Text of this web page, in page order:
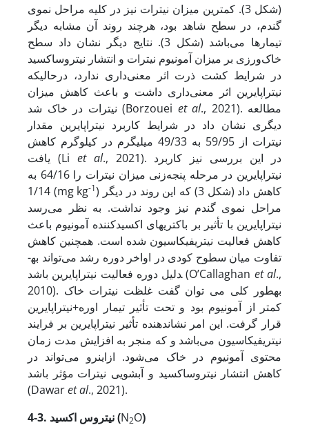
(شکل 3). کمترین میزان نیترات نیز در کلیه مراحل نموی
گندم، در سطح شاهد بود، هرچند روند آن مشابه دیگر
تیمارها می‌باشد (شکل 3). نتایج دیگر نشان داد سطح
خاک‌ورزی بر میزان آمونیوم نیترات و انتشار نیتروس­اکسید
در شرایط کشت ذرت اثر معنی‌داری ندارد، در­حالی­که
نیتراپایرین اثر معنی‌داری داشت و باعث کاهش میزان
نیترات در خاک شد (Borzouei et al., 2021). مطالعه
دیگری نشان داد در شرایط کاربرد نیتراپایرین مقدار
نیترات از 59/95 به 49/33 میلی­گرم در کیلوگرم کاهش
یافت (Li et al., 2021). در این بررسی نیز کاربرد
نیتراپایرین در مرحله پنجه‌زنی میزان نیترات را 64/16 به
1/14 (mg kg-1) کاهش داد (شکل 3) که این روند در دیگر
مراحل نموی گندم نیز وجود نداشت. به نظر می‌رسد
نیتراپایرین با تأثیر بر باکتری­های اکسید­کننده آمونیوم باعث
کاهش فعالیت نیتریفیکاسیون شده است. همچنین کاهش
تفاوت میان سطوح کودی در اواخر دوره رشد می‌تواند به­
دلیل دوره فعالیت نیتراپایرین باشد (O’Callaghan et al.,
2010). به­طور کلی می توان گفت غلظت نیترات خاک
کمتر از آمونیوم بود و تحت تأثیر تیمار اوره+نیتراپایرین
قرار گرفت. این امر نشان­دهنده تأثیر نیتراپایرین بر فرایند
نیتریفیکاسیون می‌باشد و که منجر به افزایش مدت زمان
محتوی آمونیوم در خاک می‌شود. از­این­رو می‌تواند در
کاهش انتشار نیتروس­اکسید و آبشویی نیترات مؤثر باشد
(Dawaretal., 2021).
4-3. نیتروس اکسید (N2O)